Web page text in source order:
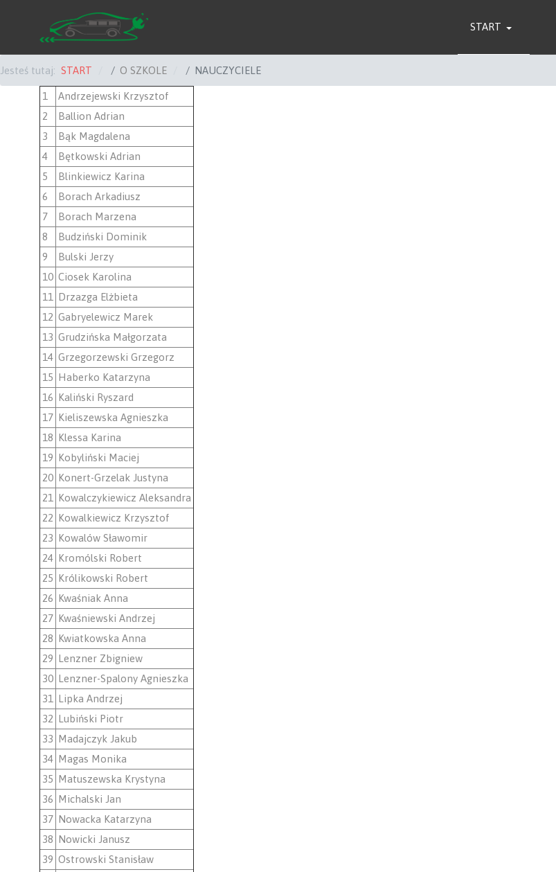
START
Jesteś tutaj: START O SZKOLE NAUCZYCIELE
1
Andrzejewski Krzysztof
2
Ballion Adrian
3
Bąk Magdalena
4
Bętkowski Adrian
5
Blinkiewicz Karina
6
Borach Arkadiusz
7
Borach Marzena
8
Budziński Dominik
9
Bulski Jerzy
10 Ciosek Karolina
11
Drzazga Elżbieta
12 Gabryelewicz Marek
13 Grudzińska Małgorzata
14 Grzegorzewski Grzegorz
15 Haberko Katarzyna
16 Kaliński Ryszard
17 Kieliszewska Agnieszka
18 Klessa Karina
19 Kobyliński Maciej
20 Konert-Grzelak Justyna
21
Kowalczykiewicz Aleksandra
22 Kowalkiewicz Krzysztof
23 Kowalów Sławomir
24 Kromólski Robert
25 Królikowski Robert
26 Kwaśniak Anna
27 Kwaśniewski Andrzej
28 Kwiatkowska Anna
29 Lenzner Zbigniew
30 Lenzner-Spalony Agnieszka
31
Lipka Andrzej
32 Lubiński Piotr
33 Madajczyk Jakub
34 Magas Monika
35 Matuszewska Krystyna
36 Michalski Jan
37 Nowacka Katarzyna
38 Nowicki Janusz
39 Ostrowski Stanisław